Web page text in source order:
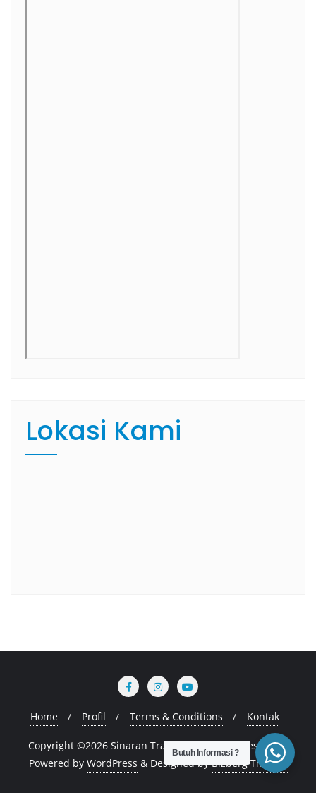
Lokasi Kami
Home Profil Terms & Conditions Kontak
Copyright ©2026 Sinaran Training . All rights reserved.
Powered by WordPress & Designed byBizberg Themes
Butuh Informasi ?